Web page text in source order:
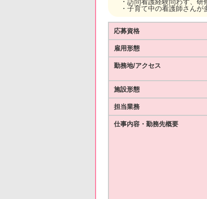
・子育て中の看護師さん
応募資格
雇用形態
勤務地/アクセス
施設形態
担当業務
仕事内容・勤務先概要